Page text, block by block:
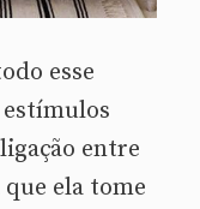
esse
entre
ela tome